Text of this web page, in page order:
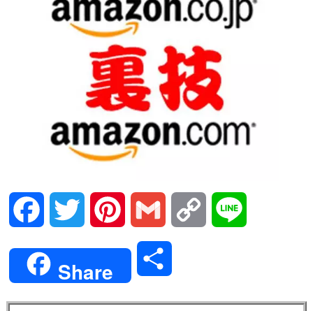
Facebook Twitter Pinterest Gmail Copy
Share